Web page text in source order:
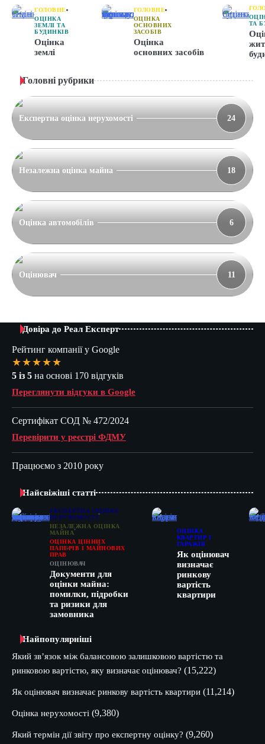
ГОЛОВНЕ
ОЦІНКА
ЗЕМЛІ ТА
БУДИНКІВ
Оцінка
землі
ГОЛОВНЕ
ОЦІНКА
ОСНОВНИХ
ЗАСОБІВ
Оцінка
основних засобів
ТА
Головні рубрики
Експертна оцінка нерухомості 24
Незалежна оцінка майна 18
Оцінка автомобілів 6
Оцінювач 11
Довіра до Реал Експерт
Рейтинг компанії у Google
★★★★★
5 із 5 на основі 170 відгуків
Переглянути відгуки в Google
Сертифікат СОД № 472/2024
Перевірити у реєстрі ФДМУ
Працюємо з 2010 року
Найсвіжіші статті
ЕКСПЕРТНА ОЦІНКА
НЕРУХОМОСТІ
НЕЗАЛЕЖНА ОЦІНКА
МАЙНА
ОЦІНКА ЦІННИХ
ПАПЕРІВ І МАЙНОВИХ
ПРАВ
ОЦІНЮВАЧ
Документи для
оцінки майна:
помилки, підробки
та ризики для
замовника
ОЦІНКА
КВАРТИР І
ГАРАЖІВ
Як оцінювач
визначає
ринкову
вартість
квартири
Найпопулярніші
Який зв’язок між балансовою залишковою вартістю та
ринковою вартістю, яку визначає оцінювач? (15,222)
Як оцінювач визначає ринкову вартість квартири (11,214)
Оцінка нерухомості (9,380)
Який термін дії звіту про експертну оцінку? (9,260)